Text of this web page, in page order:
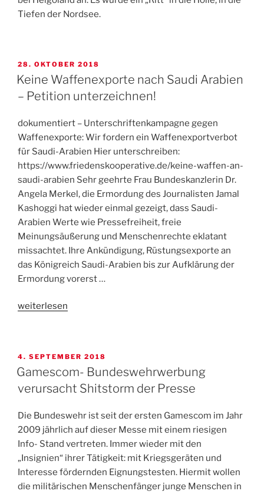
Tiefen der Nordsee.
VERÖFFENTLICHT
AM
28. OKTOBER 2018
Keine Waffenexporte nach Saudi Arabien
– Petition unterzeichnen!
dokumentiert – Unterschriftenkampagne gegen
Waffenexporte: Wir fordern ein Waffenexportverbot
für Saudi-Arabien Hier unterschreiben:
https://www.friedenskooperative.de/keine-waffen-an-
saudi-arabien Sehr geehrte Frau Bundeskanzlerin Dr.
Angela Merkel, die Ermordung des Journalisten Jamal
Kashoggi hat wieder einmal gezeigt, dass Saudi-
Arabien Werte wie Pressefreiheit, freie
Meinungsäußerung und Menschenrechte eklatant
missachtet. Ihre Ankündigung, Rüstungsexporte an
das Königreich Saudi-Arabien bis zur Aufklärung der
Ermordung vorerst …
„Keine
Arabien
–
Petition
weiterlesen
VERÖFFENTLICHT
AM
4. SEPTEMBER 2018
Gamescom- Bundeswehrwerbung
verursacht Shitstorm der Presse
Die Bundeswehr ist seit der ersten Gamescom im Jahr
2009 jährlich auf dieser Messe mit einem riesigen
Info- Stand vertreten. Immer wieder mit den
„Insignien“ ihrer Tätigkeit: mit Kriegsgeräten und
Interesse fördernden Eignungstesten. Hiermit wollen
die militärischen Menschenfänger junge Menschen in